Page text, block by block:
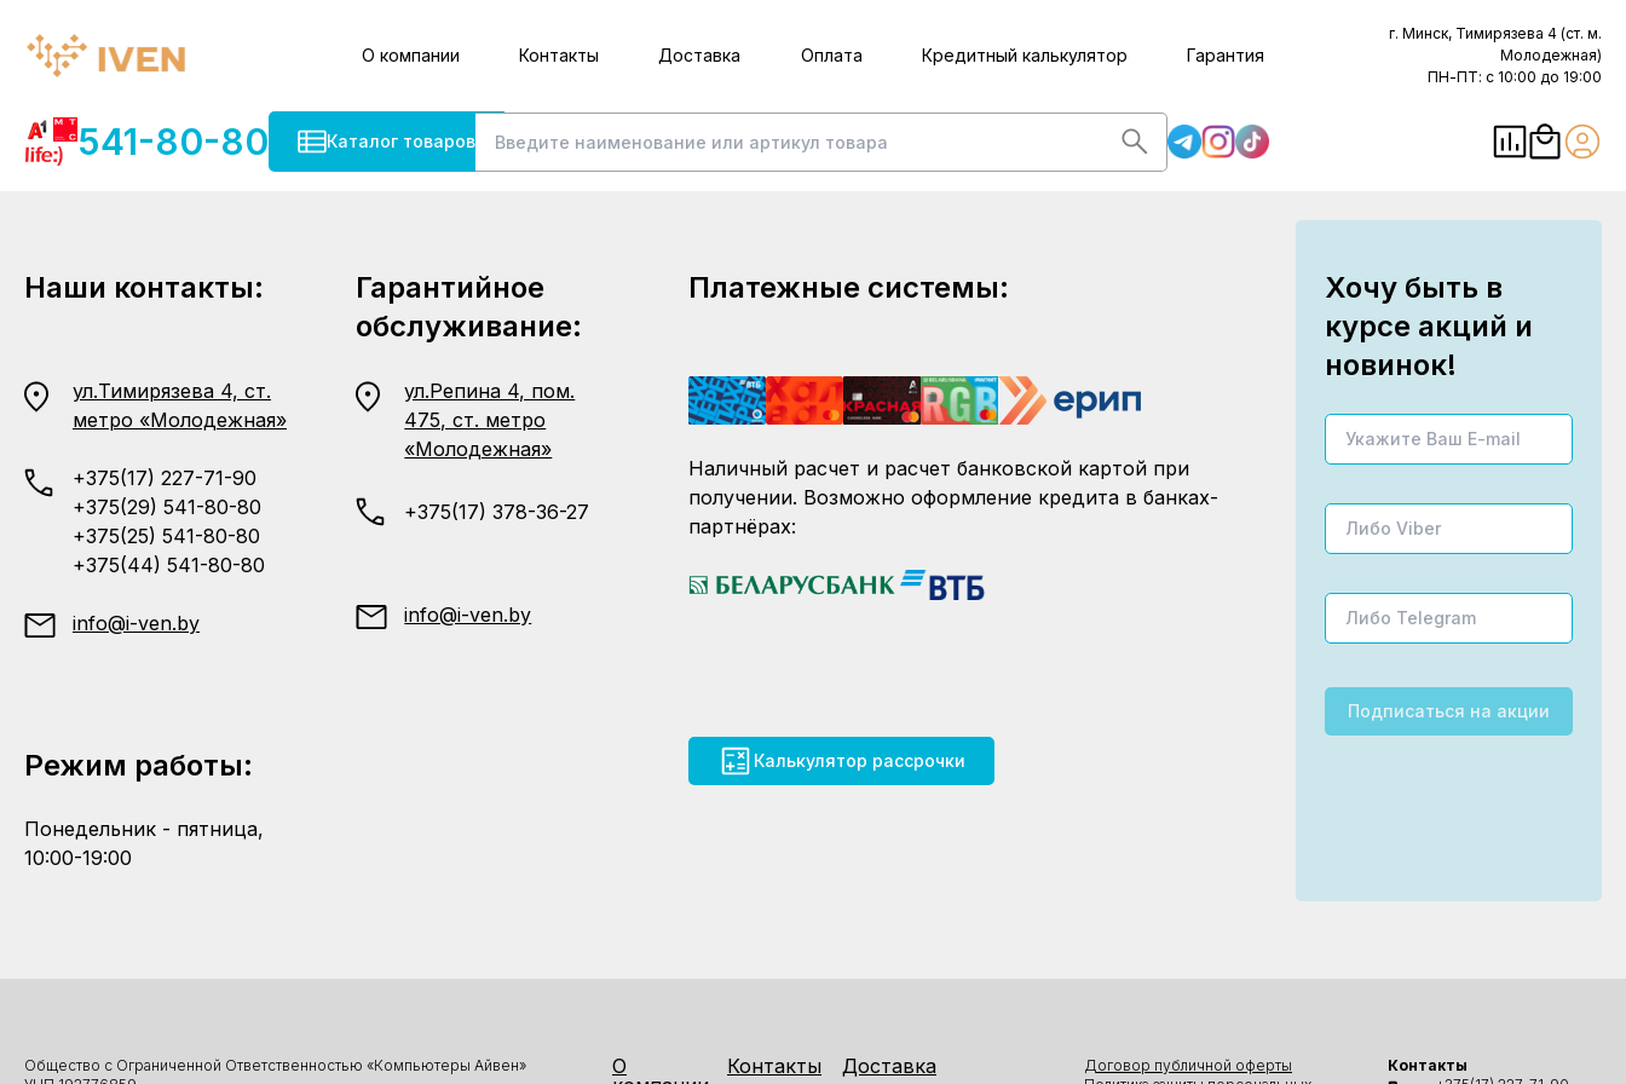
О компании Контакты Доставка Оплата Кредитный калькулятор Гарантия
г. Минск, Тимирязева 4 (ст. м.
Молодежная)
ПН-ПТ: с 10:00 до 19:00
541-80-80 Каталог товаров
Наши контакты:
ул.Тимирязева 4, ст.
метро «Молодежная»
+375(17) 227-71-90
+375(29) 541-80-80
+375(25) 541-80-80
+375(44) 541-80-80
info@i-ven.by
Гарантийное
обслуживание:
ул.Репина 4, пом.
475, ст. метро
«Молодежная»
+375(17) 378-36-27
info@i-ven.by
Платежные системы:
Наличный расчет и расчет банковской картой при
получении. Возможно оформление кредита в банках-
партнёрах:
Режим работы:
Понедельник - пятница,
10:00-19:00
Калькулятор рассрочки
Хочу быть в
курсе акций и
новинок!
Подписаться на акции
Общество с Ограниченной Ответственностью «Компьютеры Айвен»
О
Контакты Доставка
Договор публичной оферты
Контакты